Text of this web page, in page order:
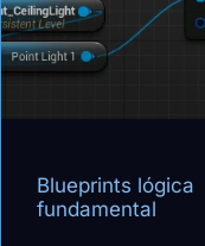
Blueprints lógica
fundamental